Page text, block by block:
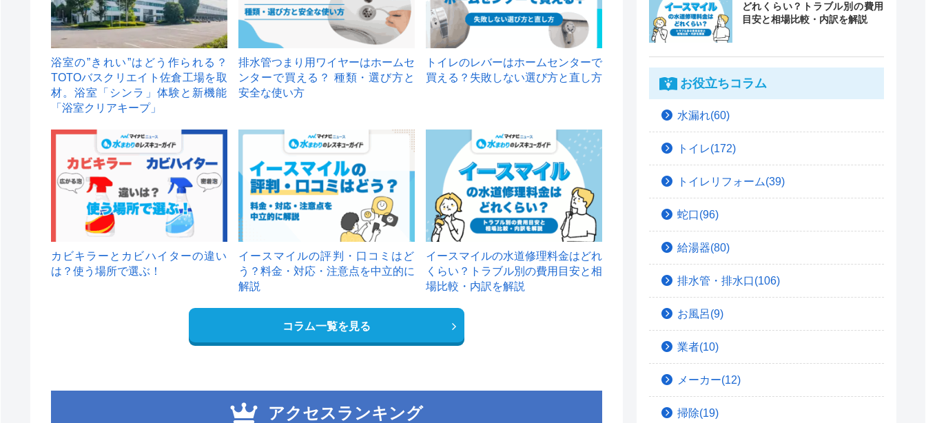
浴室の”きれい”はどう作られる？
TOTOバスクリエイト佐倉工場を取
材。浴室「シンラ」体験と新機能
「浴室クリアキープ」
排水管つまり用ワイヤーはホームセ
ンターで買える？ 種類・選び方と
安全な使い方
トイレのレバーはホームセンターで
買える？失敗しない選び方と直し方
カビキラーとカビハイターの違い
は？使う場所で選ぶ！
イースマイルの評判・口コミはど
う？料金・対応・注意点を中立的に
解説
イースマイルの水道修理料金はどれ
くらい？トラブル別の費用目安と相
場比較・内訳を解説
コラム一覧を見る
アクセスランキング
どれくらい？トラブル別の費用
目安と相場比較・内訳を解説
お役立ちコラム
水漏れ(60)
トイレ(172)
トイレリフォーム(39)
蛇口(96)
給湯器(80)
排水管・排水口(106)
お風呂(9)
業者(10)
メーカー(12)
掃除(19)